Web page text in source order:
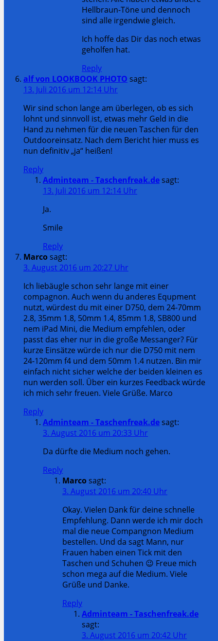
Hellbraun-Töne und dennoch
sind alle irgendwie gleich.
Ich hoffe das Dir das noch etwas
geholfen hat.
Reply
alf von LOOKBOOK PHOTO sagt:
13. Juli 2016 um 12:14 Uhr
Wir sind schon lange am überlegen, ob es sich
lohnt und sinnvoll ist, etwas mehr Geld in die
Hand zu nehmen für die neuen Taschen für den
Outdooreinsatz. Nach dem Bericht hier muss es
nun definitiv „ja“ heißen!
Reply
Adminteam - Taschenfreak.desagt:
13. Juli 2016 um 12:14 Uhr
Ja.
Smile
Reply
Marcosagt:
3. August 2016 um 20:27 Uhr
Ich liebäugle schon sehr lange mit einer
compagnon. Auch wenn du anderes Equpment
nutzt, würdest du mit einer D750, dem 24-70mm
2.8, 35mm 1.8, 50mm 1.4, 85mm 1.8, SB800 und
nem iPad Mini, die Medium empfehlen, oder
passt das eher nur in die große Messanger? Für
kurze Einsätze würde ich nur die D750 mit nem
24-120mm f4 und dem 50mm 1.4 nutzen. Bin mir
einfach nicht sicher welche der beiden kleinen es
nun werden soll. Über ein kurzes Feedback würde
ich mich sehr freuen. Viele Grüße. Marco
Reply
Adminteam - Taschenfreak.desagt:
3. August 2016 um 20:33 Uhr
Da dürfte die Medium noch gehen.
Reply
Marcosagt:
3. August 2016 um 20:40 Uhr
Okay. Vielen Dank für deine schnelle
Empfehlung. Dann werde ich mir doch
mal die neue Compangnon Medium
bestellen. Und da sagt Mann, nur
Frauen haben einen Tick mit den
Taschen und Schuhen 😉 Freue mich
schon mega auf die Medium. Viele
Grüße und Danke.
Reply
Adminteam - Taschenfreak.de
sagt:
3. August 2016 um 20:42 Uhr